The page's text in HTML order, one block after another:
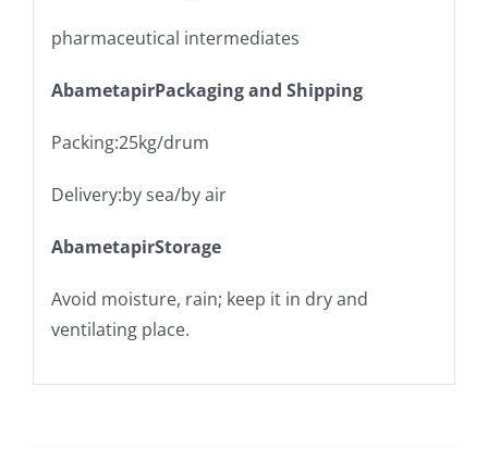
pharmaceutical intermediates
AbametapirPackaging and Shipping
Packing:25kg/drum
Delivery:by sea/by air
AbametapirStorage
Avoid moisture, rain; keep it in dry and
ventilating place.